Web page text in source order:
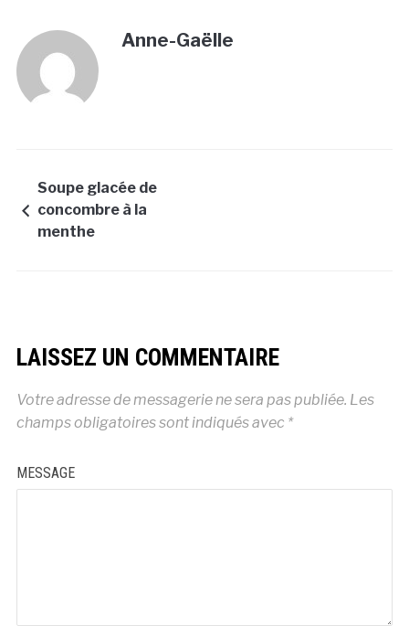
Anne-Gaëlle
Soupe glacée de
concombre à la
menthe
LAISSEZ UN COMMENTAIRE
Votre adresse de messagerie ne sera pas publiée. Les
champs obligatoires sont indiqués avec *
MESSAGE